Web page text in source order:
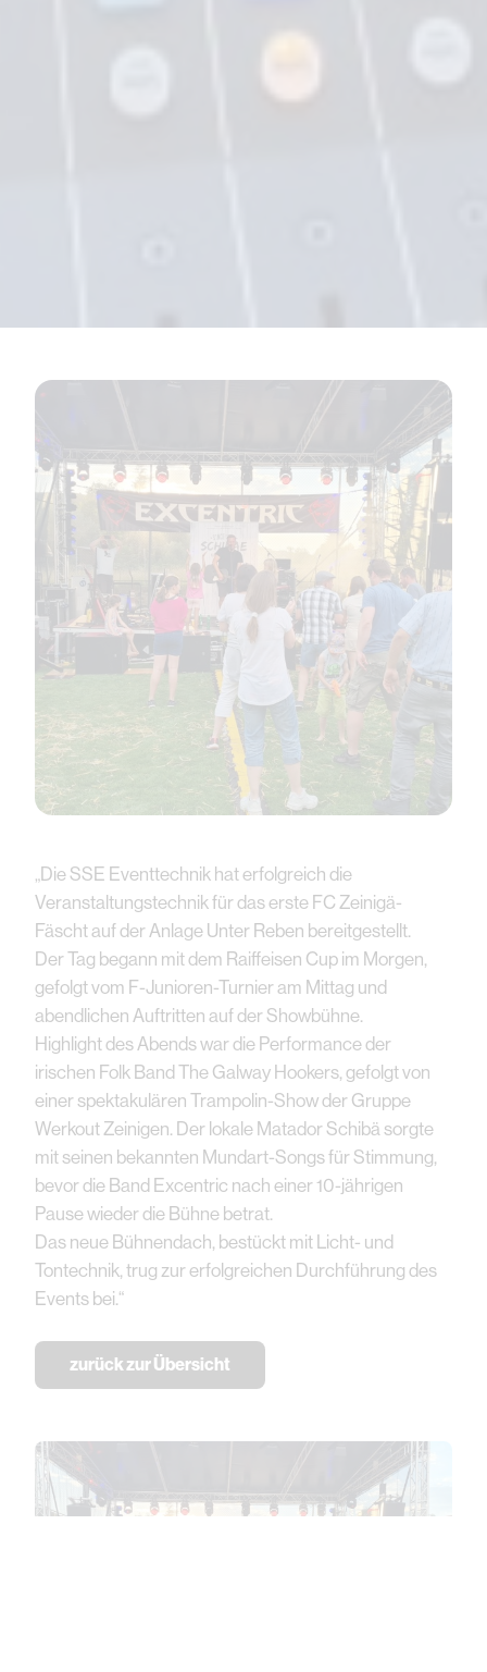
„Die SSE Eventtechnik hat erfolgreich die
Veranstaltungstechnik für das erste FC Zeinigä-
Fäscht auf der Anlage Unter Reben bereitgestellt.
Der Tag begann mit dem Raiffeisen Cup im Morgen,
gefolgt vom F-Junioren-Turnier am Mittag und
abendlichen Auftritten auf der Showbühne.
Highlight des Abends war die Performance der
irischen Folk Band The Galway Hookers, gefolgt von
einer spektakulären Trampolin-Show der Gruppe
Werkout Zeinigen. Der lokale Matador Schibä sorgte
mit seinen bekannten Mundart-Songs für Stimmung,
bevor die Band Excentric nach einer 10-jährigen
Pause wieder die Bühne betrat.
Das neue Bühnendach, bestückt mit Licht- und
Tontechnik, trug zur erfolgreichen Durchführung des
Events bei.“
zurück zur Übersicht